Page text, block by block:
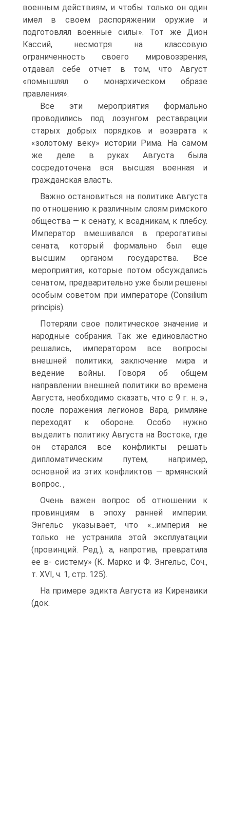
военным действиям, и чтобы только он один
имел в своем распоряжении оружие и
подготовлял военные силы». Тот же Дион
Кассий, несмотря на классовую
ограниченность своего мировоззрения,
отдавал себе отчет в том, что Август
«помышлял о монархическом образе
правления».
Все эти мероприятия формально
проводились под лозунгом реставрации
старых добрых порядков и возврата к
«золотому веку» истории Рима. На самом
же деле в руках Августа была
сосредоточена вся высшая военная и
гражданская власть.
Важно остановиться на политике Августа
по отношению к различным слоям римского
общества — к сенату, к всадникам, к плебсу.
Император вмешивался в прерогативы
сената, который формально был еще
высшим органом государства. Все
мероприятия, которые потом обсуждались
сенатом, предварительно уже были решены
особым советом при императоре (Con­silium
principis).
Потеряли свое политическое значение и
народные собрания. Так же единовластно
решались, императором все вопросы
внешней политики, заклю­чение мира и
ведение войны. Говоря об общем
направлении внешней поли­тики во времена
Августа, необходимо сказать, что с 9 г. н. э.,
после пора­жения легионов Вара, римляне
переходят к обороне. Особо нужно
выделить политику Августа на Востоке, где
он старался все конфликты решать
дипломатическим путем, например,
основной из этих конфликтов — армян­ский
вопрос. ,
Очень важен вопрос об отношении к
провинциям в эпоху ранней импе­рии.
Энгельс указывает, что «...империя не
только не устранила этой экс­плуатации
(провинций. Ред.), а, напротив, превратила
ее в- систему» (К. Маркс и Ф. Энгельс, Соч.,
т. XVI, ч. 1, стр. 125).
На примере эдикта Августа из Киренаики
(док.